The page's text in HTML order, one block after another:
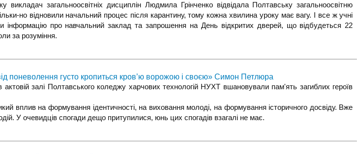
викладач загальноосвітніх дисциплін Людмила Грінченко відвідала Полтавську загальноосвітню
но відновили начальний процес після карантину, тому кожна хвилина уроку має вагу. І все ж учні
інформацію про навчальний заклад та запрошення на День відкритих дверей, що відбудеться 22
за розуміння.
поневолення густо кропиться кров’ю ворожою і своєю» Симон Петлюра
залі Полтавського коледжу харчових технологій НУХТ вшановували пам'ять загиблих героїв
на формування ідентичності, на виховання молоді, на формування історичного досвіду. Вже
У очевидців спогади дещо притупилися, юнь цих спогадів взагалі не має.